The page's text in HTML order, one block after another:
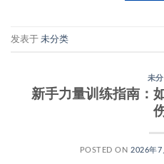
发表于 未分类
未
新手力量训练指南：
POSTED ON 2026年7